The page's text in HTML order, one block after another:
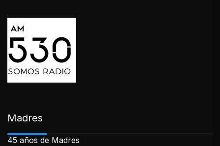
Madres
45 años de Madres